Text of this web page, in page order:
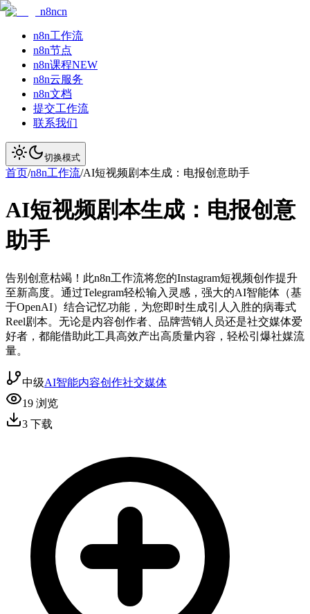
n8ncn
n8n工作流
n8n节点
n8n课程NEW
n8n云服务
n8n文档
提交工作流
联系我们
切换模式
首页/n8n工作流/AI短视频剧本生成：电报创意助手
AI短视频剧本生成：电报创意
助手
告别创意枯竭！此n8n工作流将您的Instagram短视频创作提升
至新高度。通过Telegram轻松输入灵感，强大的AI智能体（基
于OpenAI）结合记忆功能，为您即时生成引人入胜的病毒式
Reel剧本。无论是内容创作者、品牌营销人员还是社交媒体爱
好者，都能借助此工具高效产出高质量内容，轻松引爆社媒流
量。
中级AI智能内容创作社交媒体
19 浏览
3 下载